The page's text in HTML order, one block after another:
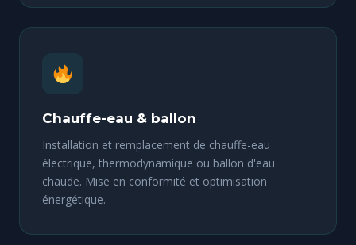
Chauffe-eau & ballon
Installation et remplacement de chauffe-eau
électrique, thermodynamique ou ballon d'eau
chaude. Mise en conformité et optimisation
énergétique.